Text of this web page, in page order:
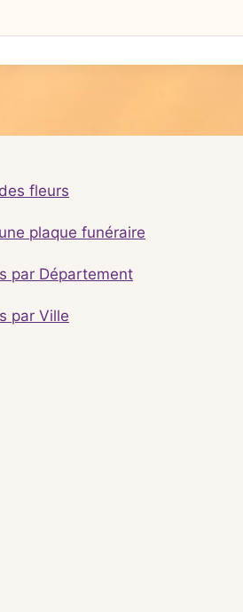
fleurs
plaque funéraire
par Département
par Ville